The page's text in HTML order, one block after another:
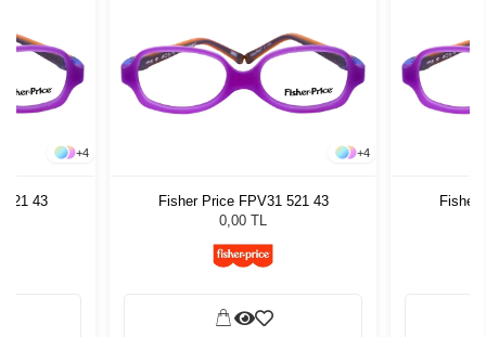
+4
521 43
+4
Fisher Price FPV31 521 43
0,00 TL
Fisher